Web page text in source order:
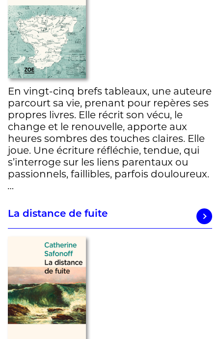
En vingt-cinq brefs tableaux, une auteure
parcourt sa vie, prenant pour repères ses
propres livres. Elle récrit son vécu, le
change et le renouvelle, apporte aux
heures sombres des touches claires. Elle
joue. Une écriture réfléchie, tendue, qui
s’interroge sur les liens parentaux ou
passionnels, faillibles, parfois douloureux.
…
La distance de fuite